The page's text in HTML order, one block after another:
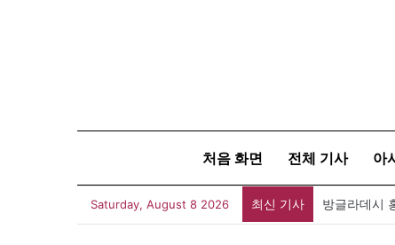
처음 화면 전체 기사 아
Saturday, August 8 2026 최신 기사 아자뉴스바